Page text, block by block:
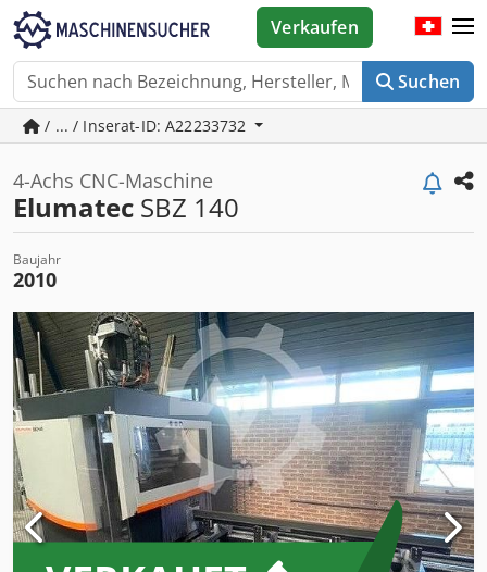
Suchen
Verkaufen
/ ... / Inserat-ID: A22233732
4-Achs CNC-Maschine
Elumatec SBZ 140
Baujahr
2010